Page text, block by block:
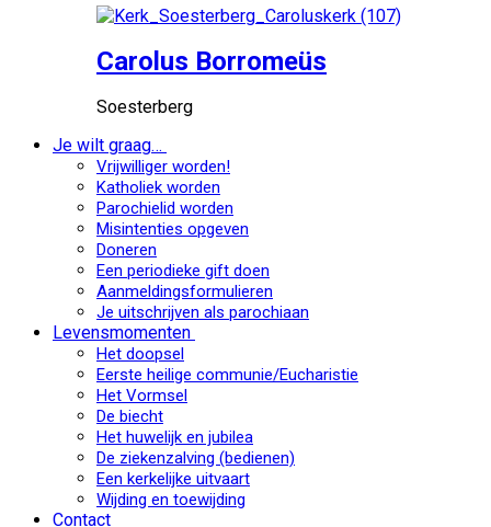
Carolus Borromeüs
Soesterberg
Je wilt graag…
Vrijwilliger worden!
Katholiek worden
Parochielid worden
Misintenties opgeven
Doneren
Een periodieke gift doen
Aanmeldingsformulieren
Je uitschrijven als parochiaan
Levensmomenten
Het doopsel
Eerste heilige communie/Eucharistie
Het Vormsel
De biecht
Het huwelijk en jubilea
De ziekenzalving (bedienen)
Een kerkelijke uitvaart
Wijding en toewijding
Contact